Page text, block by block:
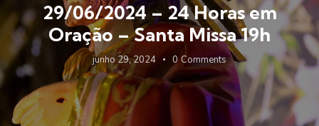
29/06/2024 – 24 Horas em
Oração – Santa Missa 19h
junho 29, 2024 0 Comments